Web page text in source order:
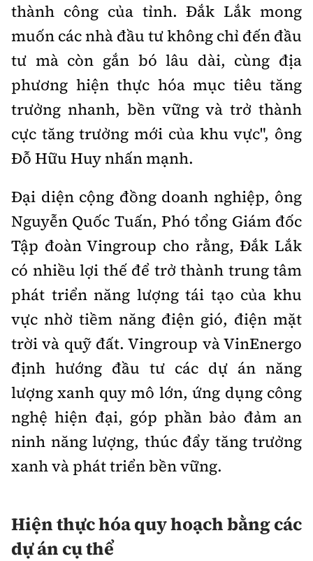
thành công của tỉnh. Đắk Lắk mong
muốn các nhà đầu tư không chỉ đến đầu
tư mà còn gắn bó lâu dài, cùng địa
phương hiện thực hóa mục tiêu tăng
trưởng nhanh, bền vững và trở thành
cực tăng trưởng mới của khu vực", ông
Đỗ Hữu Huy nhấn mạnh.
Đại diện cộng đồng doanh nghiệp, ông
Nguyễn Quốc Tuấn, Phó tổng Giám đốc
Tập đoàn Vingroup cho rằng, Đắk Lắk
có nhiều lợi thế để trở thành trung tâm
phát triển năng lượng tái tạo của khu
vực nhờ tiềm năng điện gió, điện mặt
trời và quỹ đất. Vingroup và VinEnergo
định hướng đầu tư các dự án năng
lượng xanh quy mô lớn, ứng dụng công
nghệ hiện đại, góp phần bảo đảm an
ninh năng lượng, thúc đẩy tăng trưởng
xanh và phát triển bền vững.
Hiện thực hóa quy hoạch bằng các
dự án cụ thể